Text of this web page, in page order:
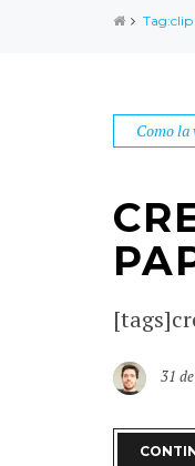
Tag:clip
Como la
31